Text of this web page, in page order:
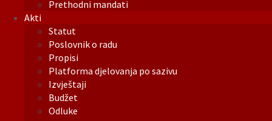
Prethodni mandati
Akti
Statut
Poslovnik o radu
Propisi
Platforma djelovanja po sazivu
Izvještaji
Budžet
Odluke